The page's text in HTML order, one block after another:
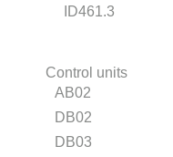
ID461.3
Control units
AB02
DB02
DB03